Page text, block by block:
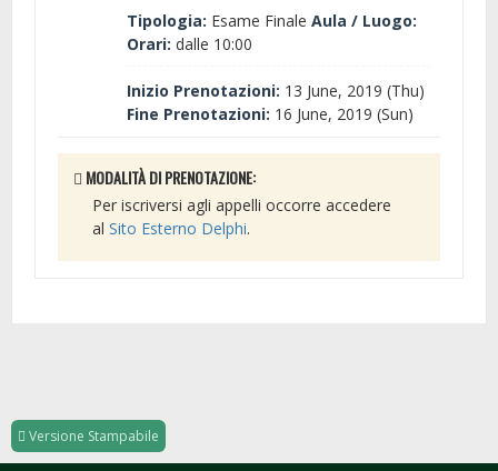
Tipologia: Esame Finale Aula / Luogo:
Orari: dalle 10:00
Inizio Prenotazioni: 13 June, 2019 (Thu)
Fine Prenotazioni: 16 June, 2019 (Sun)
MODALITÀ DI PRENOTAZIONE:
Per iscriversi agli appelli occorre accedere
al Sito Esterno Delphi.
Versione Stampabile